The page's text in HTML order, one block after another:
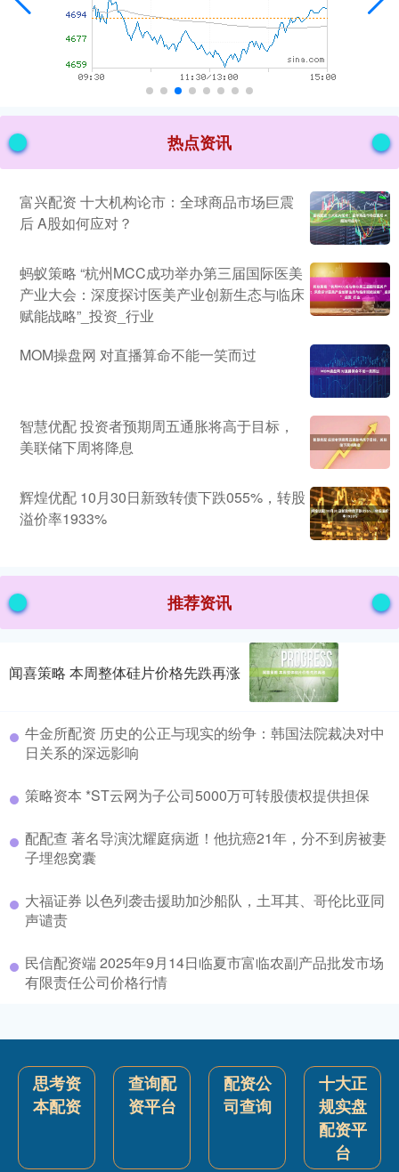
热点资讯
富兴配资 十大机构论市：全球商品市场巨震
后 A股如何应对？
蚂蚁策略 “杭州MCC成功举办第三届国际医美
产业大会：深度探讨医美产业创新生态与临床
赋能战略”_投资_行业
MOM操盘网 对直播算命不能一笑而过
智慧优配 投资者预期周五通胀将高于目标，
美联储下周将降息
辉煌优配 10月30日新致转债下跌055%，转股
溢价率1933%
推荐资讯
闻喜策略 本周整体硅片价格先跌再涨
牛金所配资 历史的公正与现实的纷争：韩国法院裁决对中
日关系的深远影响
策略资本 *ST云网为子公司5000万可转股债权提供担保
配配查 著名导演沈耀庭病逝！他抗癌21年，分不到房被妻
子埋怨窝囊
大福证券 以色列袭击援助加沙船队，土耳其、哥伦比亚同
声谴责
民信配资端 2025年9月14日临夏市富临农副产品批发市场
有限责任公司价格行情
思考资
本配资
查询配
资平台
配资公
司查询
十大正
规实盘
配资平
台